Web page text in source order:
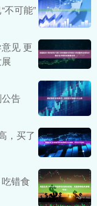
不可能”
见 更
告
，买了
错食